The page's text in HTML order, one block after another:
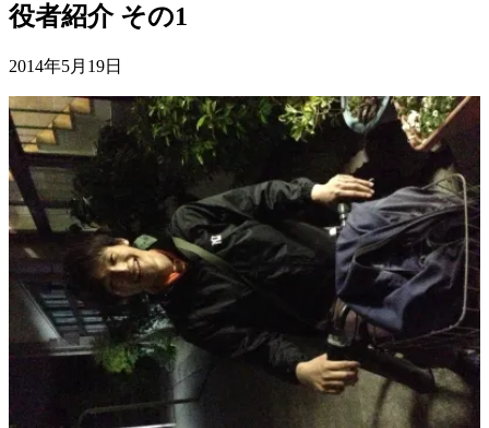
役者紹介 その1
2014年5月19日